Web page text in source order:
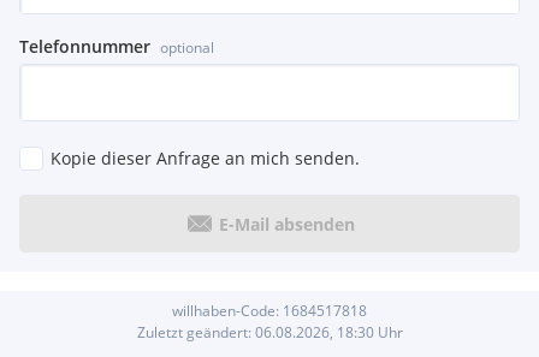
Telefonnummer optional
Kopie dieser Anfrage an mich senden.
E-Mail absenden
willhaben-Code: 1684517818
Zuletzt geändert: 06.08.2026, 18:30Uhr